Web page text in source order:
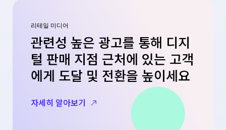
리테일 미디어
관련성 높은 광고를 통해 디지
털 판매 지점 근처에 있는 고객
에게 도달 및 전환을 높이세요
자세히 알아보기